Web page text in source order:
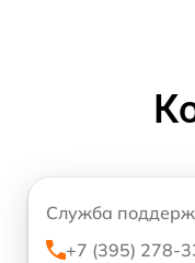
Служба
+7 (395) 278-